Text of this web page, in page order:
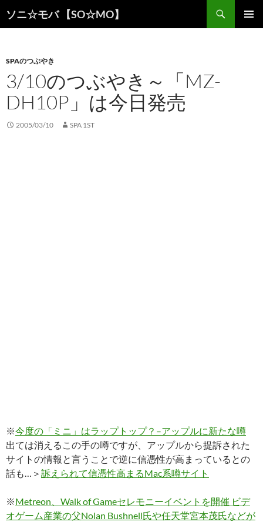
ソニ☆モバ 【SO☆MO】
索
ン
ツ
へ
ス
キ
ッ
SPAのつぶやき
3/10のつぶやき～「MZ-
DH10P」は今日発売
2005/03/10 SPA 1ST
※今度の「ミニ」はラップトップ？–アップルに新たな噂
出ては消えるこの手の噂ですが、アップルから提訴された
サイトの情報と言うことで逆に信憑性が高まっているとの
話も…＞ 訴えられて信憑性高まるMac系噂サイト
※Metreon、Walk of Gameセレモニーイベントを開催 ビデ
オゲーム産業の父Nolan Bushnell氏や任天堂宮本茂氏などが